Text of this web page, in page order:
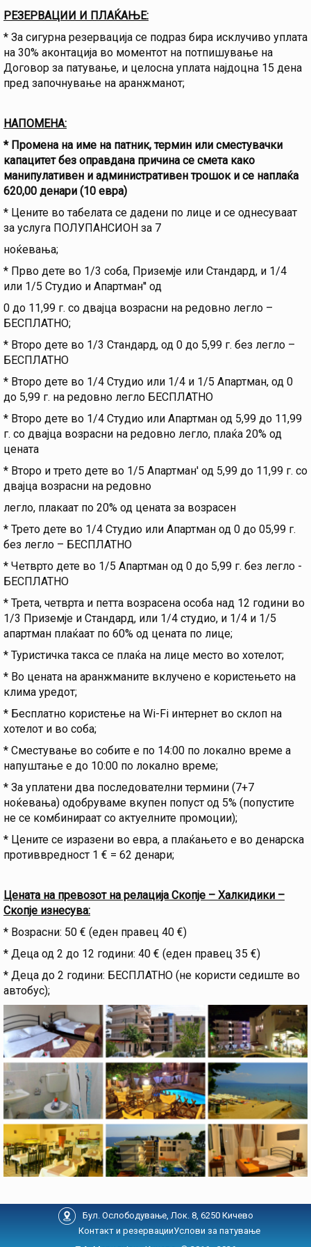
РЕЗЕРВАЦИИ И ПЛАЌАЊЕ:
* За сигурна резервација се подраз бира исклучиво уплата
на 30% аконтација во моментот на потпишување на
Договор за патување, и целосна уплата најдоцна 15 дена
пред започнување на аранжманот;
НАПОМЕНА:
* Промена на име на патник, термин или сместувачки
капацитет без оправдана причина се смета како
манипулативен и административен трошок и се наплаќа
620,00 денари (10 евра)
* Цените во табелата се дадени по лице и се однесуваат
за услуга ПОЛУПАНСИОН за 7
ноќевања;
* Прво дете во 1/3 соба, Приземје или Стандард, и 1/4
или 1/5 Студио и Апартман'' од
0 до 11,99 г. со двајца возрасни на редовно легло –
БЕСПЛАТНО;
* Второ дете во 1/3 Стандард, од 0 до 5,99 г. без легло –
БЕСПЛАТНО
* Второ дете во 1/4 Студио или 1/4 и 1/5 Апартман, од 0
до 5,99 г. на редовно легло БЕСПЛАТНО
* Второ дете во 1/4 Студио или Апартман од 5,99 до 11,99
г. со двајца возрасни на редовно легло, плаќа 20% од
цената
* Второ и трето дете во 1/5 Апартман' од 5,99 до 11,99 г. со
двајца возрасни на редовно
легло, плакаат по 20% од цената за возрасен
* Трето дете во 1/4 Студио или Апартман од 0 до 05,99 г.
без легло – БЕСПЛАТНО
* Четврто дете во 1/5 Апартман од 0 до 5,99 г. без легло -
БЕСПЛАТНО
* Трета, четврта и петта возрасена особа над 12 години во
1/3 Приземје и Стандард, или 1/4 студио, и 1/4 и 1/5
апартман плаќаат по 60% од цената по лице;
* Туристичка такса се плаќа на лице место во хотелот;
* Во цената на аранжманите вклучено е користењето на
клима уредот;
* Бесплатно користење на Wi-Fi интернет во склоп на
хотелот и во соба;
* Сместување во собите е по 14:00 по локално време а
напуштање е до 10:00 по локално време;
* За уплатени два последователни термини (7+7
ноќевања) одобруваме вкупен попуст од 5% (попустите
не се комбинираат со актуелните промоции);
* Цените се изразени во евра, а плаќањето е во денарска
противвредност 1 € = 62 денари;
Цената на превозот на релација Скопје – Халкидики –
Скопје изнесува:
* Возрасни: 50 € (еден правец 40 €)
* Деца од 2 до 12 години: 40 € (еден правец 35 €)
* Деца до 2 години: БЕСПЛАТНО (не користи седиште во
автобус);
Бул. Ослободување, Лок. 8, 6250 Кичево
Контакт и резервацииУслови за патување